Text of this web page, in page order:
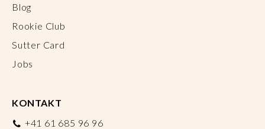
Blog
Rookie Club
Sutter Card
Jobs
KONTAKT
+41 61 685 96 96